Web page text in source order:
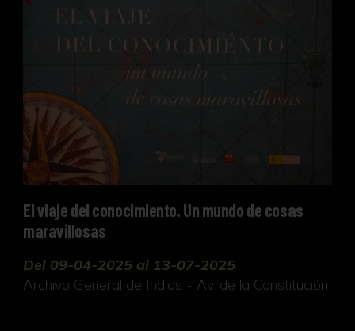
El viaje del conocimiento. Un mundo de cosas
maravillosas
Del 09-04-2025 al 13-07-2025
Archivo General de Indias - Av. de la Constitución